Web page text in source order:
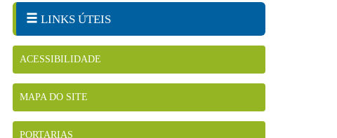
LINKS ÚTEIS
ACESSIBILIDADE
MAPA DO SITE
PORTARIAS